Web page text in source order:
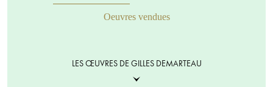
Oeuvres vendues
LES ŒUVRES DE GILLES DEMARTEAU